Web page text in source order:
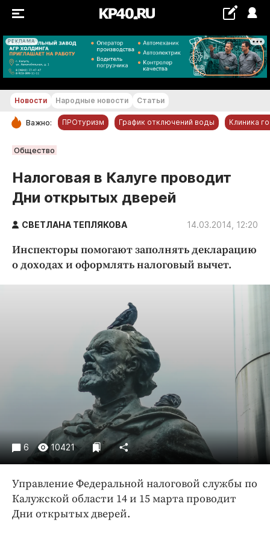
РЕКЛАМА
+22...+23 °С
РУБРИКИ
Статьи
Народные новости
Благоустройство
Недвижимость и ЖКХ
Образование
Общество
Праздники
Происшествия
Спорт
Экономика и бизнес
ПРОЕКТЫ
Блоги
Новости Народные новости Статьи
Важно: ПРОтуризм График отключений воды Клиника
Общество
Налоговая в Калуге проводит
Дни открытых дверей
СВЕТЛАНА ТЕПЛЯКОВА 14.03.2014, 12:20
Инспекторы помогают заполнять декларацию
о доходах и оформлять налоговый вычет.
6 10421
Управление Федеральной налоговой службы по
Калужской области 14 и 15 марта проводит
Дни открытых дверей.